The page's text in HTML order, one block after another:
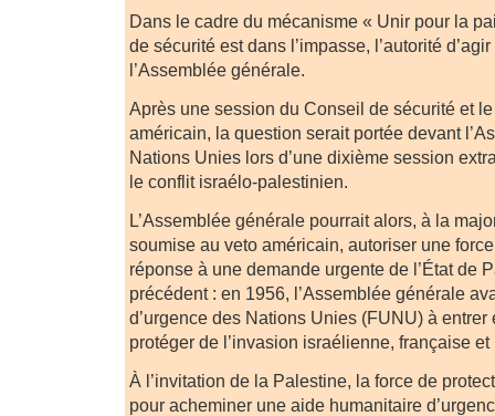
Dans le cadre du mécanisme « Unir pour la
de sécurité est dans l’impasse, l’autorité
l’Assemblée générale.
Après une session du Conseil de sécurité et
américain, la question serait portée devant
Nations Unies lors d’une dixième session
le conflit israélo-palestinien.
L’Assemblée générale pourrait alors, à la
soumise au veto américain, autoriser une
réponse à une demande urgente de l’État de
précédent : en 1956, l’Assemblée générale
d’urgence des Nations Unies (FUNU) à entrer
protéger de l’invasion israélienne, française
À l’invitation de la Palestine, la force de
pour acheminer une aide humanitaire